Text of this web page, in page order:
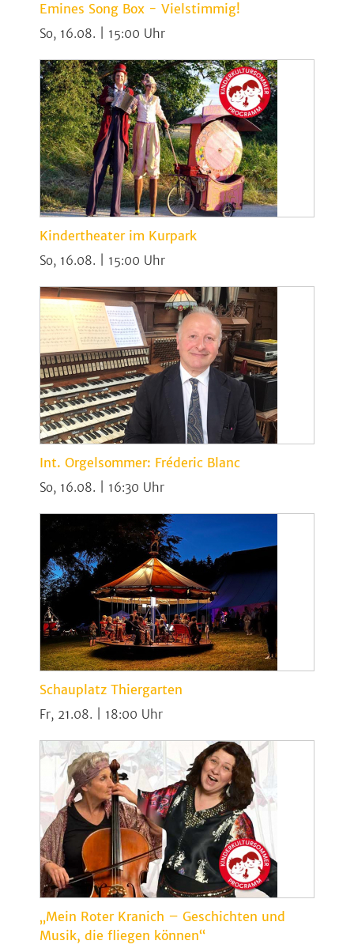
Emines Song Box - Vielstimmig!
So, 16.08. | 15:00
Kindertheater im Kurpark
So, 16.08. | 15:00
Int. Orgelsommer: Fréderic Blanc
So, 16.08. | 16:30
Schauplatz Thiergarten
Fr, 21.08. | 18:00
„Mein Roter Kranich – Geschichten und
Musik, die fliegen können“